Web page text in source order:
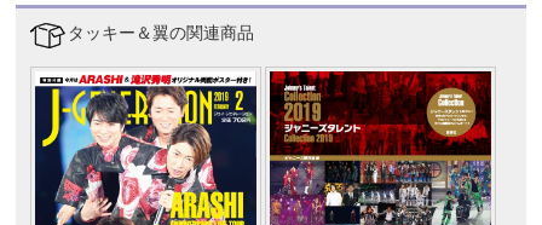
タッキー＆翼の関連商品